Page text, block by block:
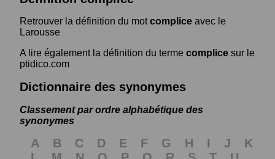
Retrouver la définition du motcomplice avec le
Larousse
A lire également la définition du terme complice sur le
ptidico.com
Dictionnaire des synonymes
Classement par ordre alphabétique des
synonymes
A B C D E F G H I J
K